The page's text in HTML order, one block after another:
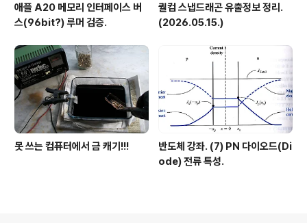
애플 A20 메모리 인터페이스 버
스(96bit?) 루머 검증.
퀄컴 스냅드래곤 유출정보 정리.
(2026.05.15.)
못 쓰는 컴퓨터에서 금 캐기!!!
반도체 강좌. (7) PN 다이오드(Di
ode) 전류 특성.